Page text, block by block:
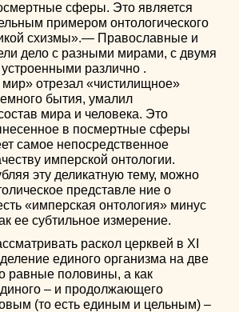
сферы. Это является
примером онтологического
схизмы».— Православные и
дело с разными мирами, с двумя
различно .
мир» отрезал «чистилищное»
бытия, умалил
мира и человека. Это
в посмертные сферы
самое непосредственное
имперской онтологии.
эту деликатную тему, можно
представле ние о
«имперская онтология» минус
ее субтильное измерение.
раскол церквей в XI
единого организма на две
равные половины, а как
– и продолжающего
(то есть единым и цельным) –